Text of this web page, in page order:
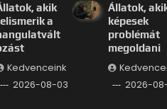
akik
a
Kedvenceink
2026-08-03
Állatok,
képesek
problémát
megoldani
2026-